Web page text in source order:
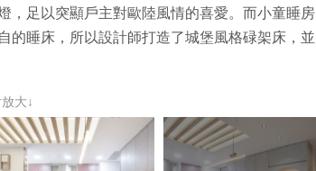
，足以突顯戶主對歐陸風情的喜愛。而小童睡房
的睡床，所以設計師打造了城堡風格碌架床，並
大↓